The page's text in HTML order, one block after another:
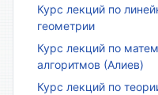
Курс лекций по
геометрии
Курс лекций по
алгоритмов (Алиев)
Курс лекций по